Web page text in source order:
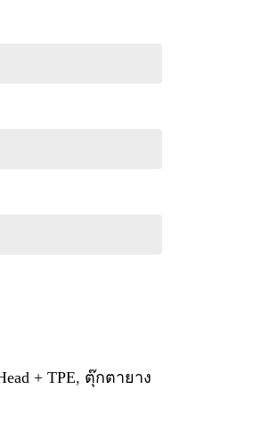
+ TPE, ตุ๊กตายาง